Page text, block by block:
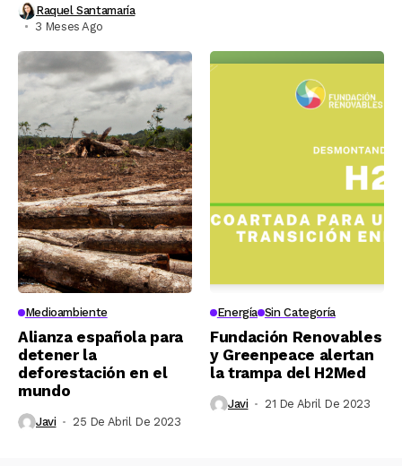
Raquel Santamaría
3 Meses Ago
Medioambiente
Alianza española para
detener la
deforestación en el
mundo
Javi 25 De Abril De 2023
Energía Sin Categoría
Fundación Renovables
y Greenpeace alertan
la trampa del H2Med
Javi 21 De Abril De 2023